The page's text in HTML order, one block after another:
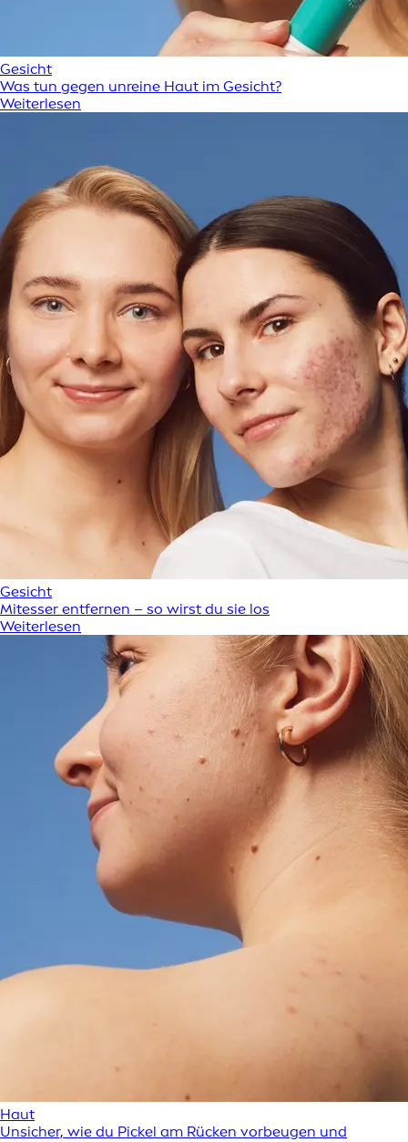
Gesicht
Was tun gegen unreine Haut im Gesicht?
Weiterlesen
Gesicht
Mitesser entfernen – so wirst du sie los
Weiterlesen
Haut
Unsicher, wie du Pickel am Rücken vorbeugen und